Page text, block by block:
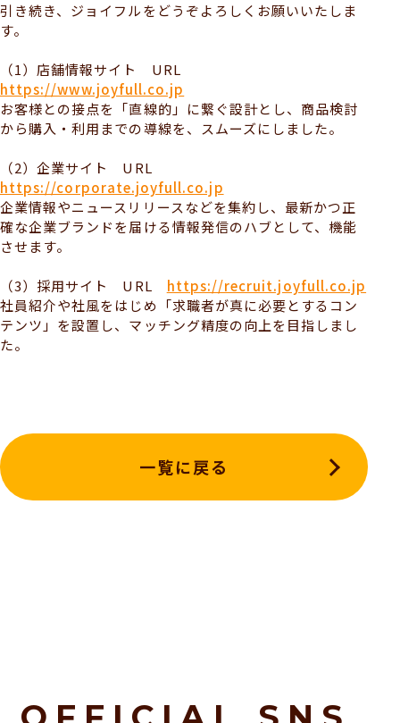
引き続き、ジョイフルをどうぞよろしくお願いいたしま
す。
（1）店舗情報サイト URL
https://www.joyfull.co.jp
お客様との接点を「直線的」に繋ぐ設計とし、商品検討
から購入・利用までの導線を、スムーズにしました。
（2）企業サイト URL
https://corporate.joyfull.co.jp
企業情報やニュースリリースなどを集約し、最新かつ正
確な企業ブランドを届ける情報発信のハブとして、機能
させます。
（3）採用サイト URL https://recruit.joyfull.co.jp
社員紹介や社風をはじめ「求職者が真に必要とするコン
テンツ」を設置し、マッチング精度の向上を目指しまし
た。
一覧に戻る